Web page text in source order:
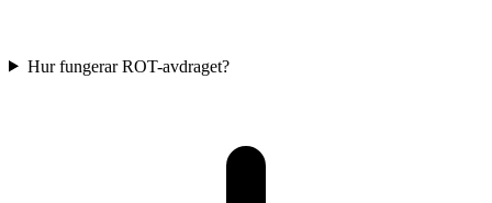
Hur fungerar ROT-avdraget?